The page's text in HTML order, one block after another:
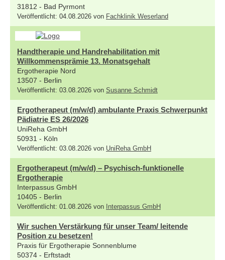
31812 - Bad Pyrmont
Veröffentlicht: 04.08.2026 von Fachklinik Weserland
Handtherapie und Handrehabilitation mit
Willkommensprämie 13. Monatsgehalt
Ergotherapie Nord
13507 - Berlin
Veröffentlicht: 03.08.2026 von Susanne Schmidt
Ergotherapeut (m/w/d) ambulante Praxis Schwerpunkt
Pädiatrie ES 26/2026
UniReha GmbH
50931 - Köln
Veröffentlicht: 03.08.2026 von UniReha GmbH
Ergotherapeut (m/w/d) – Psychisch-funktionelle
Ergotherapie
Interpassus GmbH
10405 - Berlin
Veröffentlicht: 01.08.2026 von Interpassus GmbH
Wir suchen Verstärkung für unser Team/ leitende
Position zu besetzen!
Praxis für Ergotherapie Sonnenblume
50374 - Erftstadt